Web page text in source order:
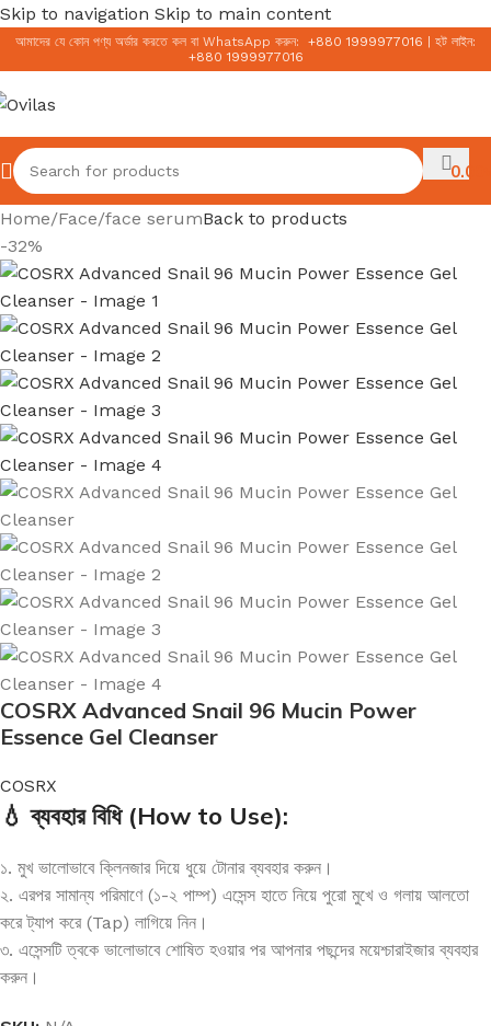
Skip to navigation Skip to main content
আমাদের যে কোন পণ্য অর্ডার করতে কল বা WhatsApp করুন: +880 1999977016
হট লাইন:
+880 1999977016
0.00
Home/Face/face serumBack to products
-32%
COSRX Advanced Snail 96 Mucin Power
Essence Gel Cleanser
COSRX
💧 ব্যবহার বিধি (How to Use):
১. মুখ ভালোভাবে ক্লিনজার দিয়ে ধুয়ে টোনার ব্যবহার করুন।
২. এরপর সামান্য পরিমাণে (১-২ পাম্প) এসেন্স হাতে নিয়ে পুরো মুখে ও গলায় আলতো
করে ট্যাপ করে (Tap) লাগিয়ে নিন।
৩. এসেন্সটি ত্বকে ভালোভাবে শোষিত হওয়ার পর আপনার পছন্দের ময়েশ্চারাইজার ব্যবহার
করুন।